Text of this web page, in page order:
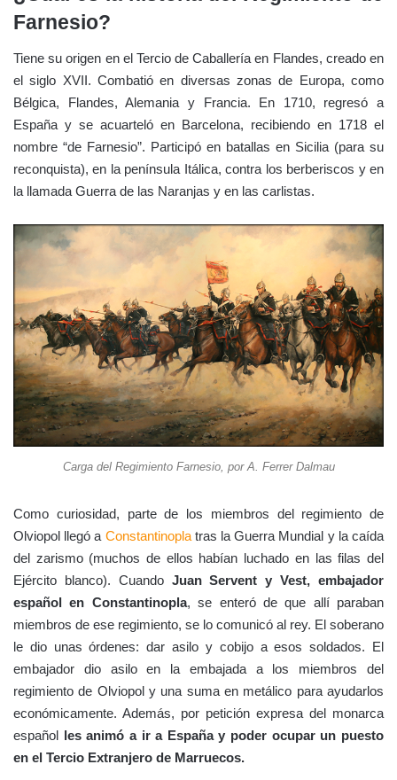
Farnesio?
Tiene su origen en el Tercio de Caballería en Flandes, creado en
el siglo XVII. Combatió en diversas zonas de Europa, como
Bélgica, Flandes, Alemania y Francia. En 1710, regresó a
España y se acuarteló en Barcelona, recibiendo en 1718 el
nombre “de Farnesio”. Participó en batallas en Sicilia (para su
reconquista), en la península Itálica, contra los berberiscos y en
la llamada Guerra de las Naranjas y en las carlistas.
Carga del Regimiento Farnesio, por A. Ferrer Dalmau
Como curiosidad, parte de los miembros del regimiento de
Olviopol llegó a Constantinoplatras la Guerra Mundial y la caída
del zarismo (muchos de ellos habían luchado en las filas del
Ejército blanco). CuandoJuan Servent y Vest, embajador
español en Constantinopla, se enteró de que allí paraban
miembros de ese regimiento, se lo comunicó al rey. El soberano
le dio unas órdenes: dar asilo y cobijo a esos soldados. El
embajador dio asilo en la embajada a los miembros del
regimiento de Olviopol y una suma en metálico para ayudarlos
económicamente. Además, por petición expresa del monarca
español les animó a ir a España y poder ocupar un puesto
en el Tercio Extranjero de Marruecos.